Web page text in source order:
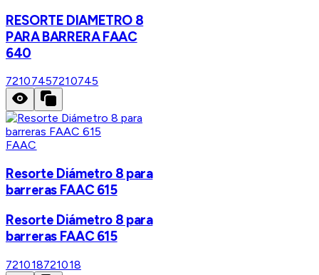
RESORTE DIAMETRO 8
PARA BARRERA FAAC
640
72107457210745
FAAC
Resorte Diámetro 8 para
barreras FAAC 615
Resorte Diámetro 8 para
barreras FAAC 615
721018721018